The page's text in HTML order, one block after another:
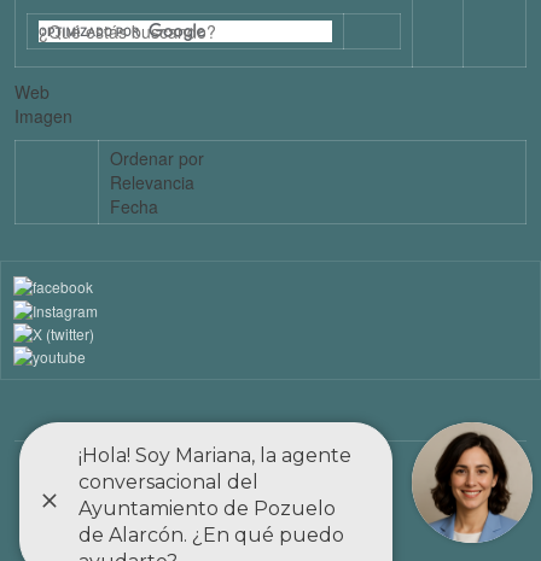
Web
Imagen
Ordenar por
Relevancia
Fecha